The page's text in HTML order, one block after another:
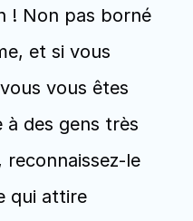
! Non pas borné
et si vous
vous êtes
des gens très
reconnaissez-le
qui attire